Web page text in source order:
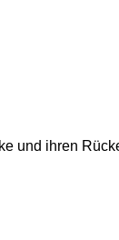
und ihren